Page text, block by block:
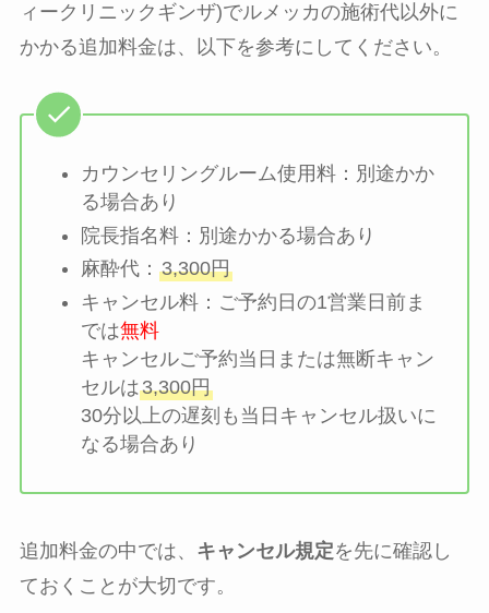
ィークリニックギンザ)でルメッカの施術代以外に
かかる追加料金は、以下を参考にしてください。
カウンセリングルーム使用料：別途かか
る場合あり
院長指名料：別途かかる場合あり
麻酔代： 3,300円
キャンセル料：ご予約日の1営業日前ま
では無料
キャンセルご予約当日または無断キャン
セルは3,300円
30分以上の遅刻も当日キャンセル扱いに
なる場合あり
追加料金の中では、 キャンセル規定を先に確認し
ておくことが大切です。